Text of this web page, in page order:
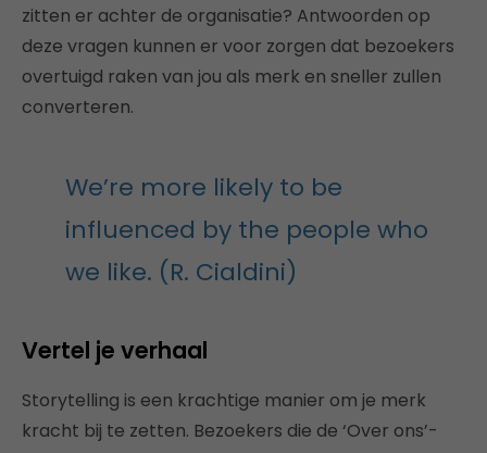
zitten er achter de organisatie? Antwoorden op
deze vragen kunnen er voor zorgen dat bezoekers
overtuigd raken van jou als merk en sneller zullen
converteren.
We’re more likely to be
influenced by the people who
we like. (R. Cialdini)
Vertel je verhaal
Storytelling is een krachtige manier om je merk
kracht bij te zetten. Bezoekers die de ‘Over ons’-